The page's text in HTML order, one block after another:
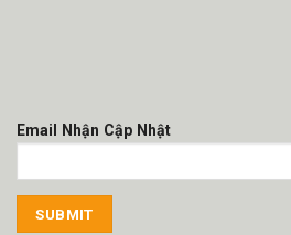
Email Nhận Cập Nhật